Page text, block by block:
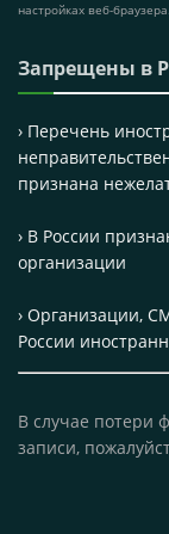
настройках веб-браузера.
Запрещены в
› Перечень
признана
› В России
организации
› Организации,
России
В случае потери
записи,